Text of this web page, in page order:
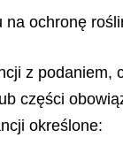
na ochronę
z podaniem,
części
określone: